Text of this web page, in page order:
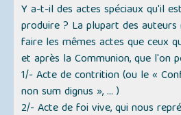
Y a-t-il des actes spéciaux qu'il
produire ? La plupart des
faire les mêmes actes que ceux
et après la Communion, que l'on
1/- Acte de contrition (ou le «
non sum dignus », ... )
2/- Acte de foi vive, qui nous